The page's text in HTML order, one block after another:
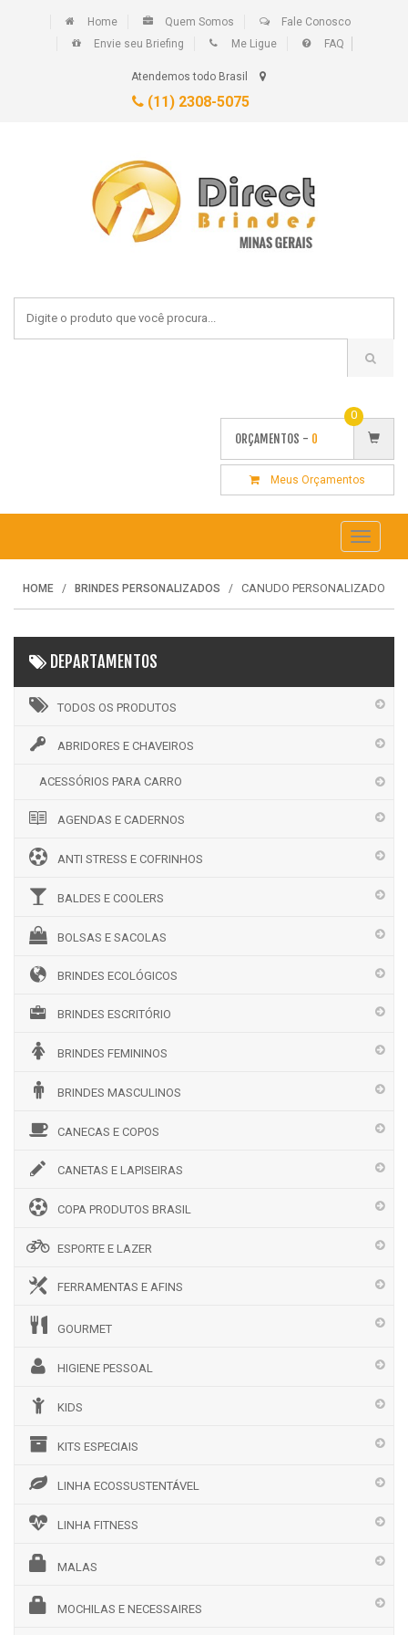
Home Quem Somos
Fale Conosco
Envie seu Briefing
Me Ligue FAQ
Atendemos todo Brasil
(11) 2308-5075
ORÇAMENTOS - 0
0
Meus Orçamentos
Toggle
HOME BRINDES PERSONALIZADOS CANUDO PERSONALIZADO
DEPARTAMENTOS
TODOS OS PRODUTOS
ABRIDORES E CHAVEIROS
ACESSÓRIOS PARA CARRO
AGENDAS E CADERNOS
ANTI STRESS E COFRINHOS
BALDES E COOLERS
BOLSAS E SACOLAS
BRINDES ECOLÓGICOS
BRINDES ESCRITÓRIO
BRINDES FEMININOS
BRINDES MASCULINOS
CANECAS E COPOS
CANETAS E LAPISEIRAS
COPA PRODUTOS BRASIL
ESPORTE E LAZER
FERRAMENTAS E AFINS
GOURMET
HIGIENE PESSOAL
KIDS
KITS ESPECIAIS
LINHA ECOSSUSTENTÁVEL
LINHA FITNESS
MALAS
MOCHILAS E NECESSAIRES